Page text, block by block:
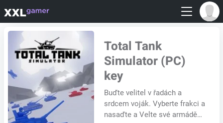
Total Tank
Simulator (PC)
key
Buďte velitel v řadách a
srdcem voják. Vyberte frakci a
nasaďte a Velte své armádě